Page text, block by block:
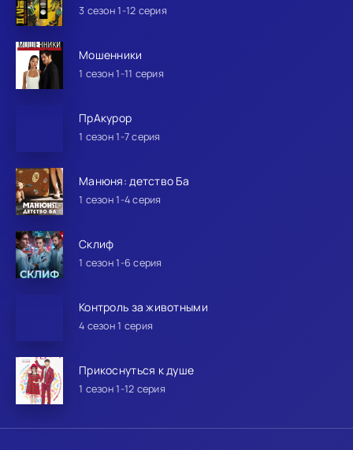
3 сезон 1-12 серия
Мошенники
1 сезон 1-11 серия
ПрАкурор
1 сезон 1-7 серия
Манюня: детство Ба
1 сезон 1-4 серия
Склиф
1 сезон 1-6 серия
Контроль за животными
4 сезон 1 серия
Прикоснуться к душе
1 сезон 1-12 серия